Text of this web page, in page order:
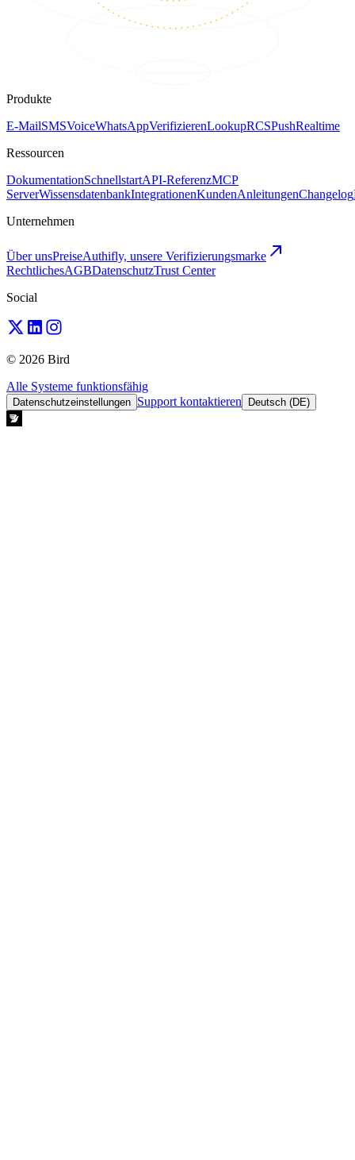
Produkte
E-MailSMSVoiceWhatsAppVerifizierenLookupRCSPushRealtime
Ressourcen
DokumentationSchnellstartAPI-ReferenzMCP
ServerWissensdatenbankIntegrationenKundenAnleitungenChangelog
Unternehmen
Über unsPreiseAuthifly, unsere Verifizierungsmarke
RechtlichesAGBDatenschutzTrust Center
Social
© 2026 Bird
Alle Systeme funktionsfähig
Datenschutzeinstellungen Support kontaktieren Deutsch (DE)